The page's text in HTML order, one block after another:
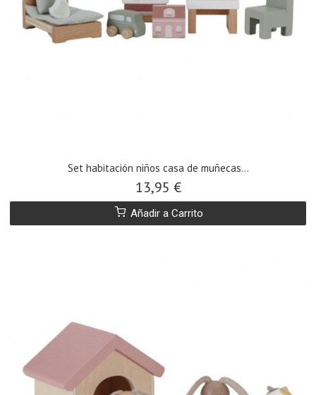
Set habitación niños casa de muñecas...
13,95 €
Añadir a Carrito